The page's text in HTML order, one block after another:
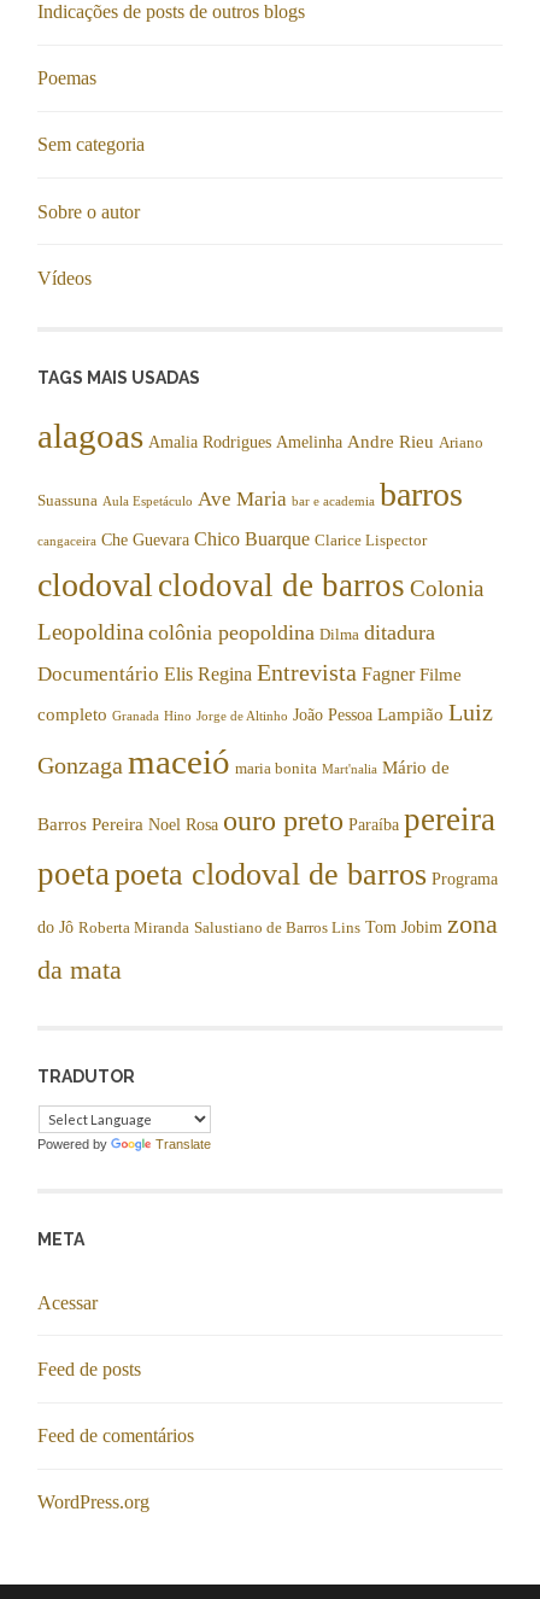
Indicações de posts de outros blogs
Poemas
Sem categoria
Sobre o autor
Vídeos
TAGS MAIS USADAS
alagoas Amalia Rodrigues Amelinha Andre Rieu Ariano
Suassuna Aula Espetáculo Ave Maria bar e academia barros
cangaceira Che Guevara Chico Buarque Clarice Lispector
clodoval clodoval de barros Colonia
Leopoldina colônia peopoldina Dilma ditadura
Documentário Elis Regina Entrevista Fagner Filme
completo Granada Hino Jorge de Altinho João Pessoa Lampião Luiz
Gonzaga maceió maria bonita Mart'nalia Mário de
Barros Pereira Noel Rosa ouro preto Paraíba pereira
poetapoeta clodoval de barros Programa
do Jô Roberta Miranda Salustiano de Barros Lins Tom Jobim zona
da mata
TRADUTOR
Powered by Translate
META
Acessar
Feed de posts
Feed de comentários
WordPress.org